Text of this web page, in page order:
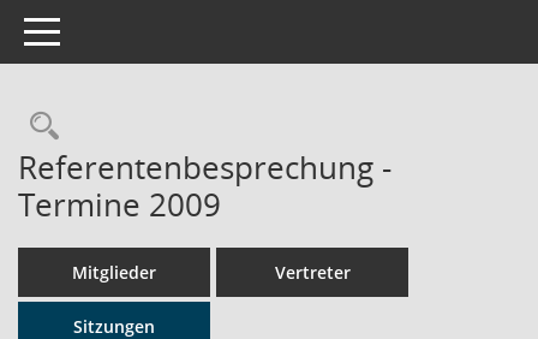
Toggle navigation
Rechercheauswahl
Referentenbesprechung -
Termine 2009
Mitglieder Vertreter
Sitzungen